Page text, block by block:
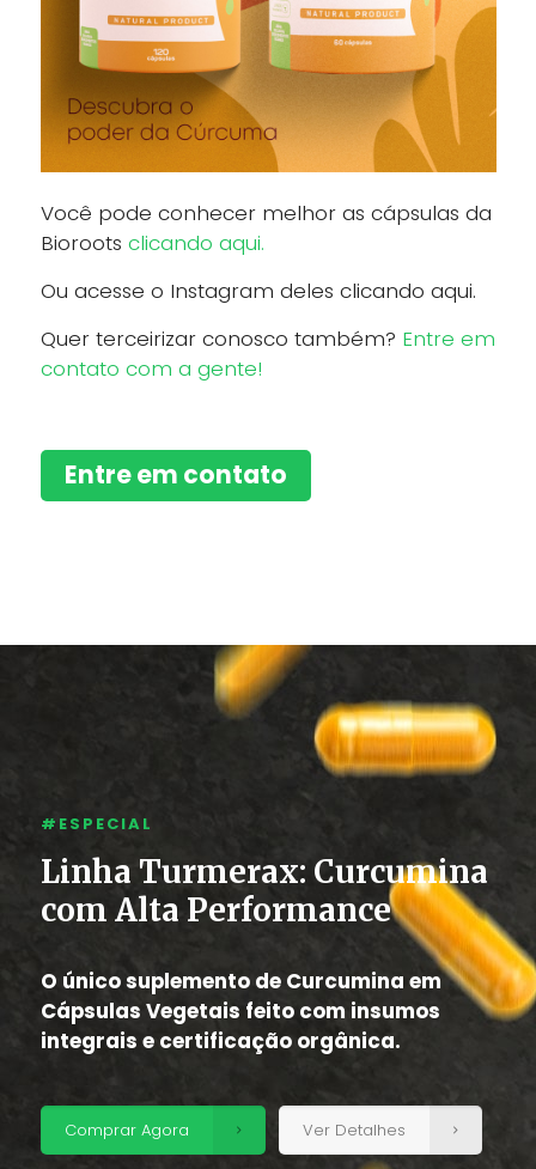
Você pode conhecer melhor as cápsulas da
Bioroots clicando aqui.
Ou acesse o Instagram deles clicando aqui.
Quer terceirizar conosco também? Entre em
contato com a gente!
Entre em contato
#ESPECIAL
Linha Turmerax: Curcumina
com Alta Performance
O único suplemento de Curcumina em
Cápsulas Vegetais feito com insumos
integrais e certificação orgânica.
Comprar Agora Ver Detalhes